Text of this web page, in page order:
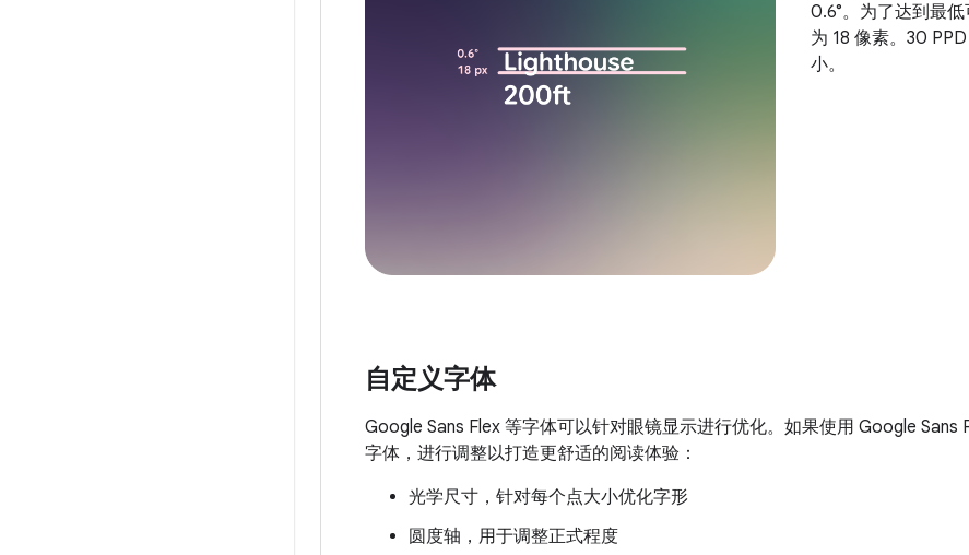
0.6°。为了达到最
为 18 像素。30
小。
自定义字体
Google Sans Flex 等字体可以针对眼镜显示进行优化。如果使用 Google Sans
字体，进行调整以打造更舒适的阅读体验：
光学尺寸，针对每个点大小优化字形
圆度轴，用于调整正式程度